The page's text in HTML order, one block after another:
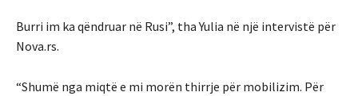
Burri im ka qëndruar në Rusi”, tha Yulia në një intervistë për
Nova.rs.
“Shumë nga miqtë e mi morën thirrje për mobilizim. Për